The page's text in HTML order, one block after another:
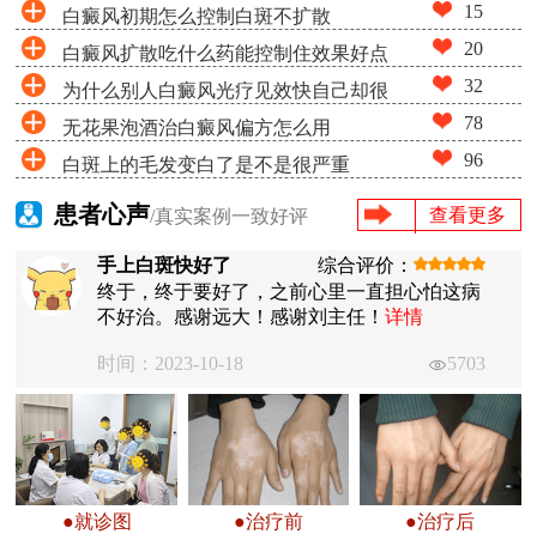
白癜风初期怎么控制白斑不扩散 15
白癜风扩散吃什么药能控制住效果好点 20
为什么别人白癜风光疗见效快自己却很
慢
32
无花果泡酒治白癜风偏方怎么用 78
白斑上的毛发变白了是不是很严重 96
患者心声/真实案例一致好评 查看更多
手上白斑快好了
综合评价：
终于，终于要好了，之前心里一直担心怕这病
不好治。感谢远大！感谢刘主任！详情
时间：2023-10-18 5703
●就诊图 ●治疗前 ●治疗后